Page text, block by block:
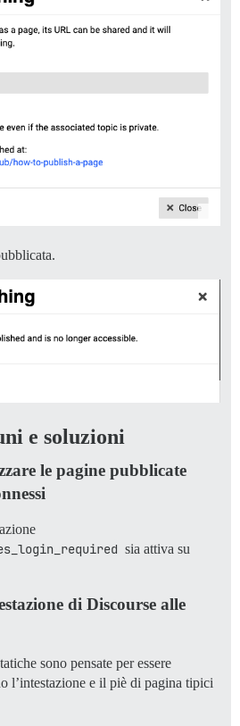
e soluzioni
le pagine pubblicate
sia attiva su
di Discourse alle
sono pensate per essere
l’intestazione e il piè di pagina tipici